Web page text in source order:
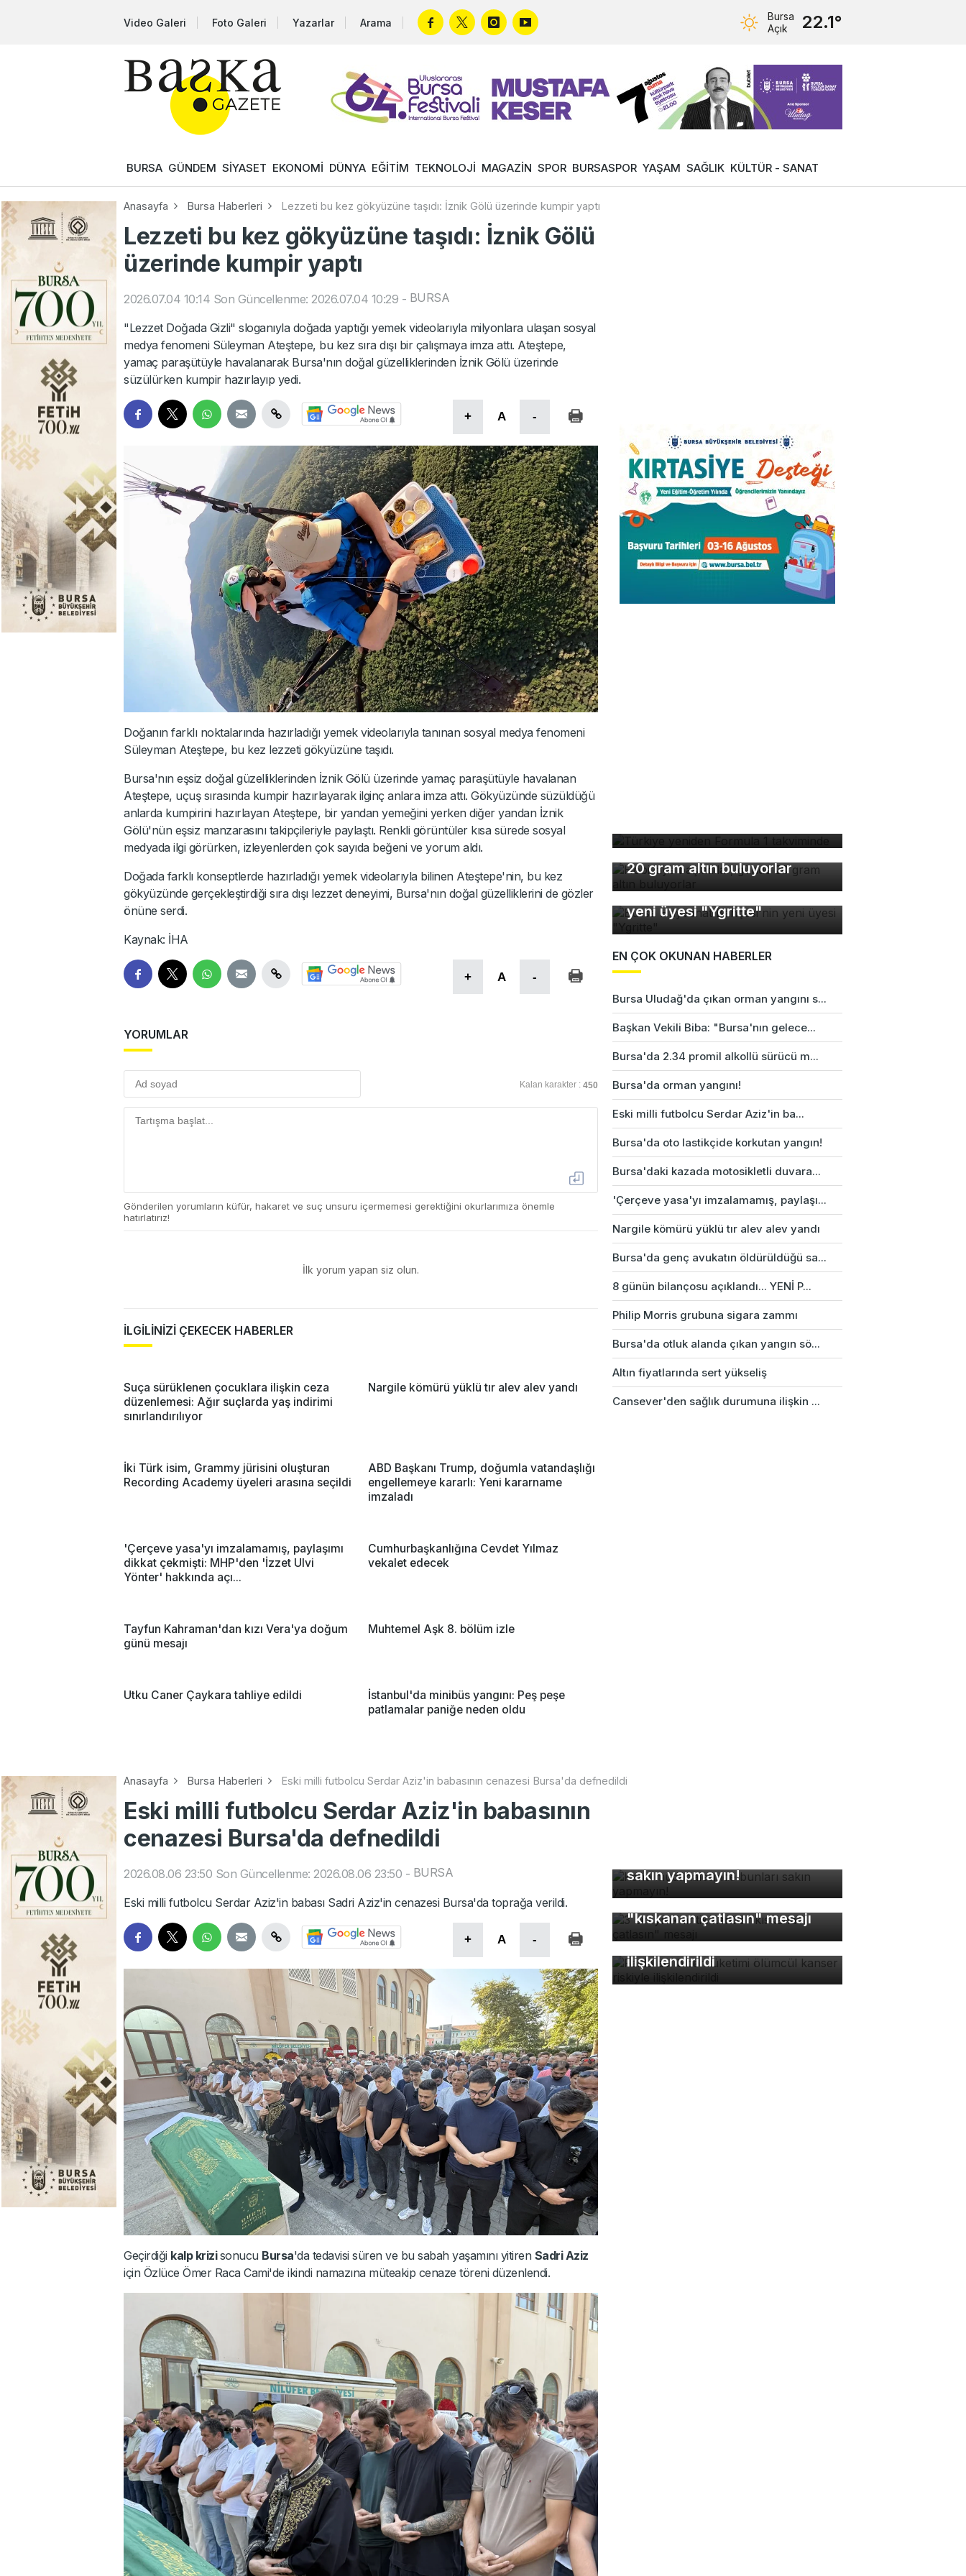
Video Galeri Foto Galeri Yazarlar Arama
Bursa
Açık
22.1°
BURSA GÜNDEM SİYASET EKONOMİ DÜNYA EĞİTİM TEKNOLOJİ MAGAZİN SPOR BURSASPOR YAŞAM SAĞLIK KÜLTÜR - SANAT
Anasayfa Bursa Haberleri Lezzeti bu kez gökyüzüne taşıdı: İznik Gölü üzerinde kumpir yaptı
Lezzeti bu kez gökyüzüne taşıdı: İznik Gölü
üzerinde kumpir yaptı
2026.07.04 10:14 Son Güncellenme: 2026.07.04 10:29 - BURSA
"Lezzet Doğada Gizli" sloganıyla doğada yaptığı yemek videolarıyla milyonlara ulaşan sosyal
medya fenomeni Süleyman Ateştepe, bu kez sıra dışı bir çalışmaya imza attı. Ateştepe,
yamaç paraşütüyle havalanarak Bursa'nın doğal güzelliklerinden İznik Gölü üzerinde
süzülürken kumpir hazırlayıp yedi.
+ A -
Doğanın farklı noktalarında hazırladığı yemek videolarıyla tanınan sosyal medya fenomeni
Süleyman Ateştepe, bu kez lezzeti gökyüzüne taşıdı.
Bursa'nın eşsiz doğal güzelliklerinden İznik Gölü üzerinde yamaç paraşütüyle havalanan
Ateştepe, uçuş sırasında kumpir hazırlayarak ilginç anlara imza attı. Gökyüzünde süzüldüğü
anlarda kumpirini hazırlayan Ateştepe, bir yandan yemeğini yerken diğer yandan İznik
Gölü'nün eşsiz manzarasını takipçileriyle paylaştı. Renkli görüntüler kısa sürede sosyal
medyada ilgi görürken, izleyenlerden çok sayıda beğeni ve yorum aldı.
Doğada farklı konseptlerde hazırladığı yemek videolarıyla bilinen Ateştepe'nin, bu kez
gökyüzünde gerçekleştirdiği sıra dışı lezzet deneyimi, Bursa'nın doğal güzelliklerini de gözler
önüne serdi.
Kaynak: İHA
+ A -
YORUMLAR
Kalan karakter : 450
Gönderilen yorumların küfür, hakaret ve suç unsuru içermemesi gerektiğini okurlarımıza önemle
hatırlatırız!
İlk yorum yapan siz olun.
İLGİLİNİZİ ÇEKECEK HABERLER
Suça sürüklenen çocuklara ilişkin ceza
düzenlemesi: Ağır suçlarda yaş indirimi
sınırlandırılıyor
Nargile kömürü yüklü tır alev alev yandı
İki Türk isim, Grammy jürisini oluşturan
Recording Academy üyeleri arasına seçildi
ABD Başkanı Trump, doğumla vatandaşlığı
engellemeye kararlı: Yeni kararname
imzaladı
'Çerçeve yasa'yı imzalamamış, paylaşımı
dikkat çekmişti: MHP'den 'İzzet Ulvi
Yönter' hakkında açı...
Cumhurbaşkanlığına Cevdet Yılmaz
vekalet edecek
Tayfun Kahraman'dan kızı Vera'ya doğum
günü mesajı
Muhtemel Aşk 8. bölüm izle
Utku Caner Çaykara tahliye edildi
İstanbul'da minibüs yangını: Peş peşe
patlamalar paniğe neden oldu
Hobi diye başladılar, günde
20 gram altın buluyorlar
Bursa Hayvanat Bahçesi'nin
yeni üyesi "Ygritte"
EN ÇOK OKUNAN HABERLER
Bursa Uludağ'da çıkan orman yangını s...
Başkan Vekili Biba: "Bursa'nın gelece...
Bursa'da 2.34 promil alkollü sürücü m...
Bursa'da orman yangını!
Eski milli futbolcu Serdar Aziz'in ba...
Bursa'da oto lastikçide korkutan yangın!
Bursa'daki kazada motosikletli duvara...
'Çerçeve yasa'yı imzalamamış, paylaşı...
Nargile kömürü yüklü tır alev alev yandı
Bursa'da genç avukatın öldürüldüğü sa...
8 günün bilançosu açıklandı... YENİ P...
Philip Morris grubuna sigara zammı
Bursa'da otluk alanda çıkan yangın sö...
Altın fiyatlarında sert yükseliş
Cansever'den sağlık durumuna ilişkin ...
Anasayfa Bursa Haberleri Eski milli futbolcu Serdar Aziz'in babasının cenazesi Bursa'da defnedildi
Eski milli futbolcu Serdar Aziz'in babasının
cenazesi Bursa'da defnedildi
2026.08.06 23:50 Son Güncellenme: 2026.08.06 23:50 - BURSA
Eski milli futbolcu Serdar Aziz'in babası Sadri Aziz'in cenazesi Bursa'da toprağa verildi.
+ A -
Geçirdiği kalp krizisonucu Bursa'da tedavisi süren ve bu sabah yaşamını yitiren Sadri Aziz
için Özlüce Ömer Raca Cami'de ikindi namazına müteakip cenaze töreni düzenlendi.
sakın yapmayın!
3 bin yıllık antik kentte
"kıskanan çatlasın" mesajı
Fazla acı biber tüketimi
ölümcül kanser riskiyle
ilişkilendirildi